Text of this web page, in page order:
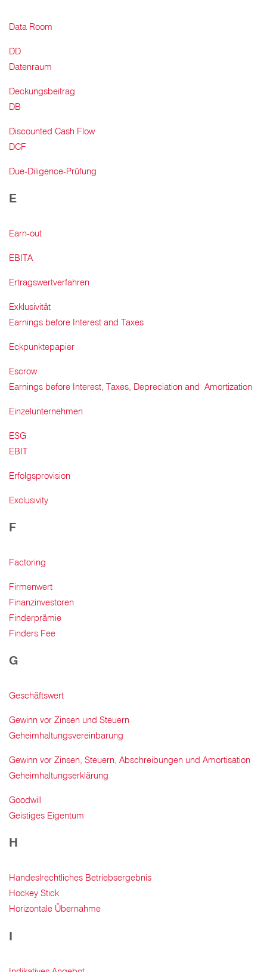
Data Room
DD
Datenraum
Deckungsbeitrag
DB
Discounted Cash Flow
DCF
Due-Diligence-Prüfung
E
Earn-out
EBITA
Ertragswertverfahren
Exklusivität
Earnings before Interest and Taxes
Eckpunktepapier
Escrow
Earnings before Interest, Taxes, Depreciation and Amortization
Einzelunternehmen
ESG
EBIT
Erfolgsprovision
Exclusivity
F
Factoring
Firmenwert
Finanzinvestoren
Finderprämie
Finders Fee
G
Geschäftswert
Gewinn vor Zinsen und Steuern
Geheimhaltungsvereinbarung
Gewinn vor Zinsen, Steuern, Abschreibungen und Amortisation
Geheimhaltungserklärung
Goodwill
Geistiges Eigentum
H
Handeslrechtliches Betriebsergebnis
Hockey Stick
Horizontale Übernahme
I